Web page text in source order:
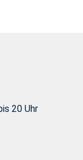
20 Uhr